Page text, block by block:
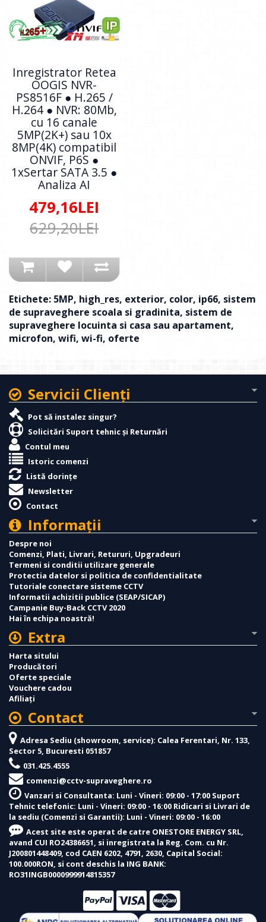
Inregistrator Retea
OOGIS NVR-
PS8516F ● H.265 /
H.264 ● NVR: 80Mb,
cu 16 canale
5MP(2K+) sau 10x
8MP(4K) compatibil
ONVIF, P6S ●
1xSertar SATA 3.5 ●
Analiza AI
479,16LEI
629,20LEI
Etichete: 5MP, high_res, exterior, color, ip66, sistem
de supraveghere scoala si gradinita, sistem de
supraveghere locuinta si casa sau apartament,
microfon, wifi, wi-fi, oferte
Servicii Clienţi
Pot să instalez singur?
Solicitări Suport tehnic și Returnări
Contul meu
Istoric comenzi
Listă dorințe
Newsletter
Contact
Informaţii
Despre noi
Comenzi, Plati, Livrari, Retururi, Upgradeuri
Termeni si conditii utilizare generale
Protectia datelor si politica de confidentialitate
Tutoriale conectare sisteme CCTV
Informatii achizitii publice (SEAP/SICAP)
Campanie Buy-Back CCTV 2020
Hai în echipa noastră!
Extra
Harta sitului
Producători
Oferte speciale
Vouchere cadou
Afiliaţi
Contact
Adresa Sediu (showroom, service): Calea Ferentari, Nr. 133,
Sector 5, Bucuresti 051857
031.425.4555
comenzi@cctv-supraveghere.ro
Vanzari si Consultanta: Luni - Vineri: 09:00 - 17:00 Suport
Tehnic telefonic: Luni - Vineri: 09:00 - 16:00 Ridicari si Livrari de
la sediu (Comenzi si Garantii): Luni - Vineri: 09:00 - 16:00
Acest site este operat de catre ONESTORE ENERGY SRL,
avand CUI RO24386651, si inregistrata la Reg. Com. cu Nr.
J200801448409, cod CAEN 6202, 4791, 2630, Capital Social:
100.000RON, si cont deschis la ING BANK:
RO31INGB0000999914815357